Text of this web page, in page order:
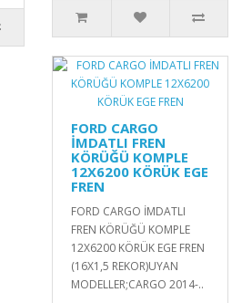
FORD CARGO
İMDATLI FREN
KÖRÜĞÜ KOMPLE
12X6200 KÖRÜK EGE
FREN
FORD CARGO İMDATLI
FREN KÖRÜĞÜ KOMPLE
12X6200 KÖRÜK EGE FREN
(16X1,5 REKOR)UYAN
MODELLER;CARGO 2014-..